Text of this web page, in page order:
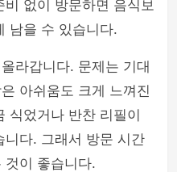
없이 방문하면 음식보
남을 수 있습니다.
라갑니다. 문제는 기대
아쉬움도 크게 느껴진
식었거나 반찬 리필이
니다. 그래서 방문 시간
것이 좋습니다.